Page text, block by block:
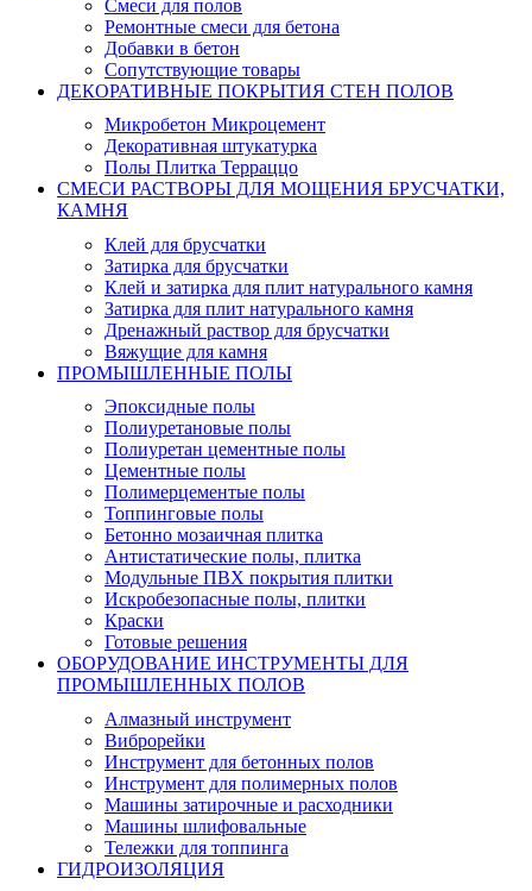
Смеси для полов
Ремонтные смеси для бетона
Добавки в бетон
Сопутствующие товары
ДЕКОРАТИВНЫЕ ПОКРЫТИЯ СТЕН ПОЛОВ
Микробетон Микроцемент
Декоративная штукатурка
Полы Плитка Терраццо
СМЕСИ РАСТВОРЫ ДЛЯ МОЩЕНИЯ БРУСЧАТКИ,
КАМНЯ
Клей для брусчатки
Затирка для брусчатки
Клей и затирка для плит натурального камня
Затирка для плит натурального камня
Дренажный раствор для брусчатки
Вяжущие для камня
ПРОМЫШЛЕННЫЕ ПОЛЫ
Эпоксидные полы
Полиуретановые полы
Полиуретан цементные полы
Цементные полы
Полимерцементые полы
Топпинговые полы
Бетонно мозаичная плитка
Антистатические полы, плитка
Модульные ПВХ покрытия плитки
Искробезопасные полы, плитки
Краски
Готовые решения
ОБОРУДОВАНИЕ ИНСТРУМЕНТЫ ДЛЯ
ПРОМЫШЛЕННЫХ ПОЛОВ
Алмазный инструмент
Виброрейки
Инструмент для бетонных полов
Инструмент для полимерных полов
Машины затирочные и расходники
Машины шлифовальные
Тележки для топпинга
ГИДРОИЗОЛЯЦИЯ